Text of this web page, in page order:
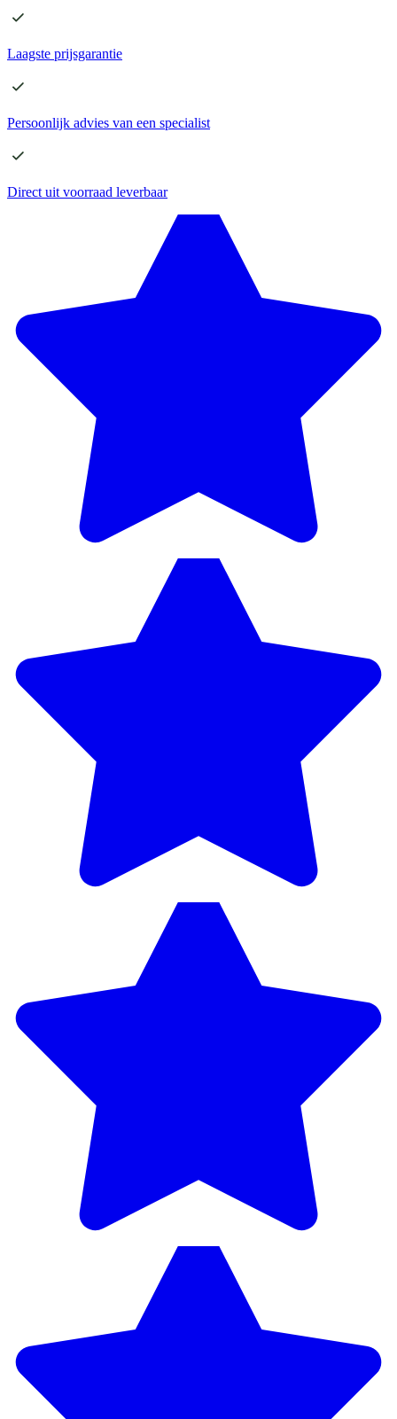
Laagste prijsgarantie
Persoonlijk advies van een specialist
Direct uit voorraad leverbaar